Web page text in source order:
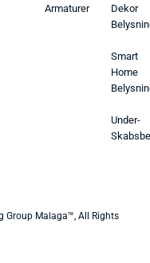
Armaturer
Dekor
Smart
Home
Under-
Group Malaga™, All Rights